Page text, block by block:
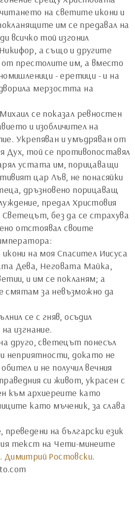
на светите икони и
им се предавал на
всичко той изгонил
а също и другите
от престолите им, а вместо
- еретици - и на
мерзостта на
се показал ревностен
и изобличител на
Укрепяван и умъдряван от
Дух, той се противопоставял
устата им, порицаващи
цар Лъв, не понасяйки
дръзновено порицаващ
предал Христовия
без да се страхува
отстоявал своите
на моя Спасител Иисуса
Дева, Неговата Майка,
и им се покланям; а
смятам за невъзможно да
се с гняв, осъдил
изгнание.
друго, светецът понесъл
неприятности, докато не
и не получил вечния
си живот, украсен с
към архиереите като
като мъченик, за слава
на български език
текст на Чети-минеите
Димитрий Ростовски.